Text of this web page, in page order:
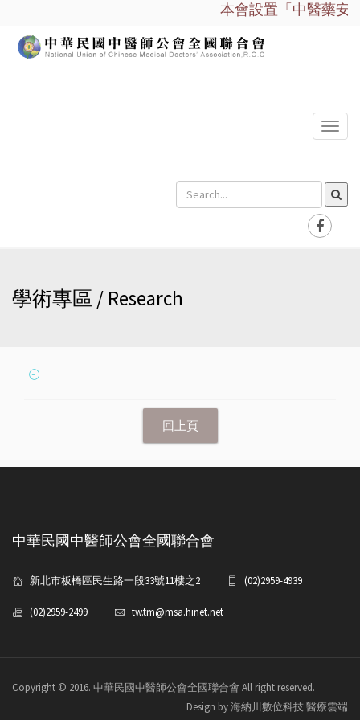
本會設置「中醫藥安
選
學術專區 / Research
中華民國中醫師公會全國聯合會
新北市板橋區民生路一段33號11樓之2 (02)2959-4939
(02)2959-2499 tw.tm@msa.hinet.net
Copyright © 2016. 中華民國中醫師公會全國聯合會 All right reserved.
Design by 海納川數位科技 醫療雲端